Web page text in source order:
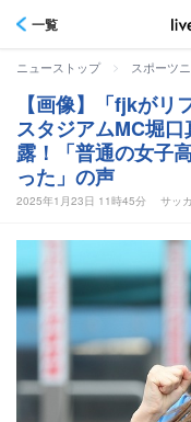
一覧
ニューストップ > スポーツ
【画像】「fjkがリ
スタジアムMC堀
露！「普通の女子
った」の声
2025年1月23日 11時45分 サッ